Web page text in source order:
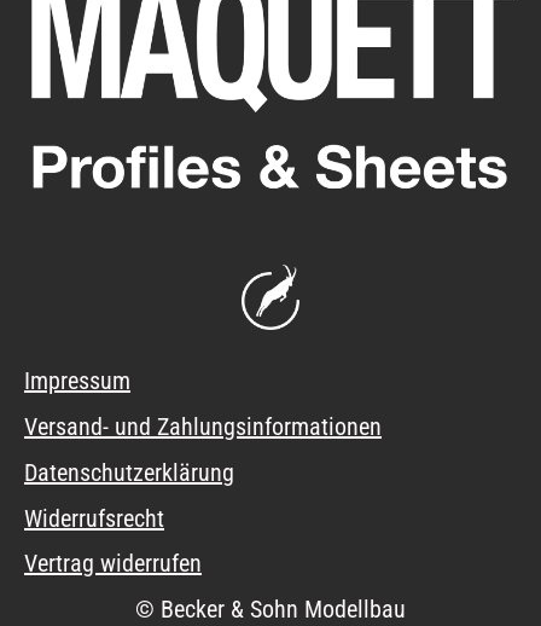
Impressum
Versand- und Zahlungsinformationen
Datenschutzerklärung
Widerrufsrecht
Vertrag widerrufen
© Becker & Sohn Modellbau